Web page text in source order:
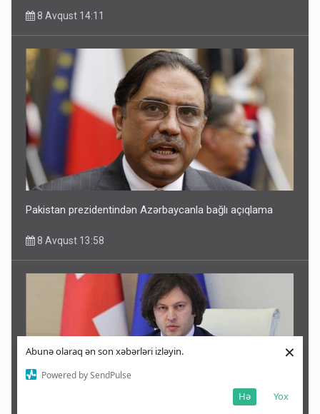
Abunə olaraq ən son xəbərləri izləyin.
Powered by SendPulse
Yox
Hə
×
8 Avqust 14:11
Pakistan prezidentindən Azərbaycanla bağlı açıqlama
8 Avqust 13:58